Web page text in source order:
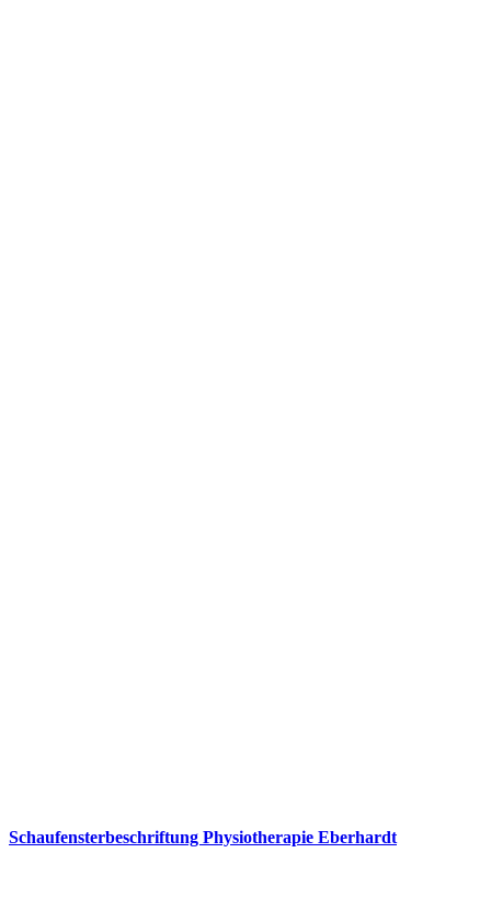
Schaufensterbeschriftung Physiotherapie Eberhardt